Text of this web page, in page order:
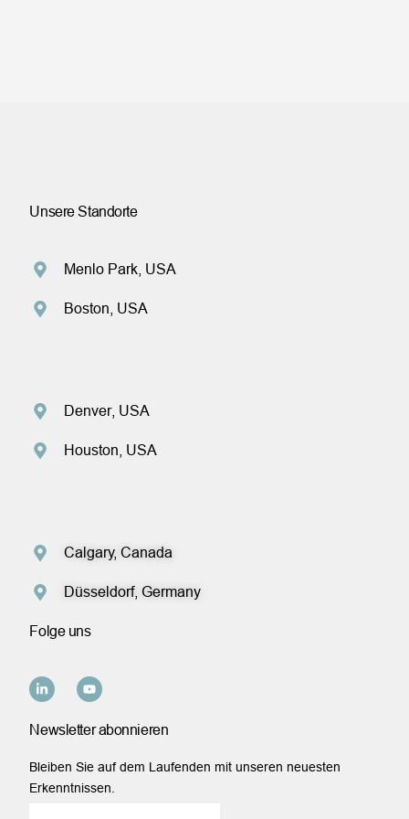
Unsere Standorte
Menlo Park, USA
Boston, USA
Denver, USA
Houston, USA
Calgary, Canada
Düsseldorf, Germany
Folge uns
Newsletter abonnieren
Bleiben Sie auf dem Laufenden mit unseren neuesten
Erkenntnissen.